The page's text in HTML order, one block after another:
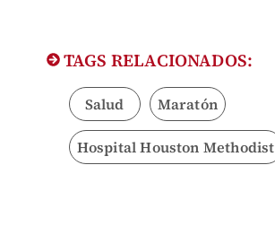
TAGS RELACIONADOS:
Salud Maratón
Hospital Houston Methodist